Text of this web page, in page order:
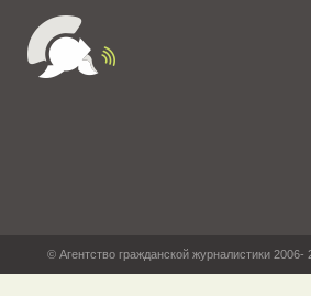
© Агентство гражданской журналистики